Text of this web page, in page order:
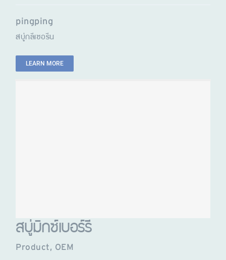
pingping
สบู่กลีเซอรีน
LEARN MORE
สบู่มิกซ์เบอร์รี่
Product , OEM